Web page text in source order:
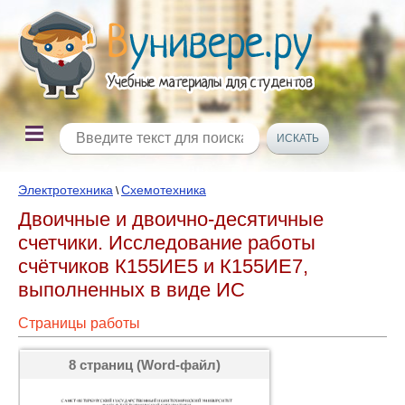
Электротехника \Схемотехника
Двоичные и двоично-десятичные
счетчики. Исследование работы
счётчиков К155ИЕ5 и К155ИЕ7,
выполненных в виде ИС
Страницы работы
8 страниц (Word-файл)